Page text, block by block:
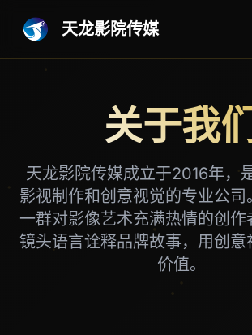
天龙影院传媒
关于我
天龙影院传媒成立于2016年，
影视制作和创意视觉的专业公司
一群对影像艺术充满热情的创作
镜头语言诠释品牌故事，用创意
价值。